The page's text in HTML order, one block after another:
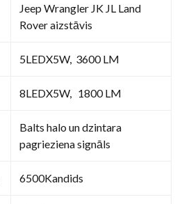
Jeep Wrangler JK JL Land
Rover aizstāvis
5LEDX5W, 3600 LM
8LEDX5W, 1800 LM
Balts halo un dzintara
pagrieziena signāls
6500Kandids